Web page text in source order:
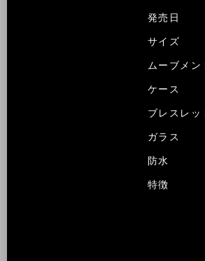
発売日
サイズ
ムーブメン
ケース
ブレスレッ
ガラス
防水
特徴